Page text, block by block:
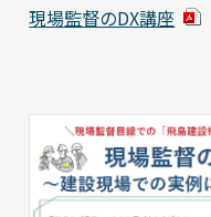
現場監督のDX講座